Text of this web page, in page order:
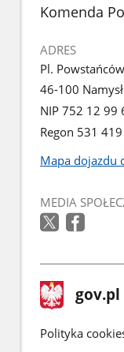
stopka
Komenda
ADRES
Pl.
46-100
NIP 752 12 99
Regon 531
Mapa dojazdu
się
w
MEDIA
stopka
gov.pl Strona
gov.pl
gov.pl
Polityka